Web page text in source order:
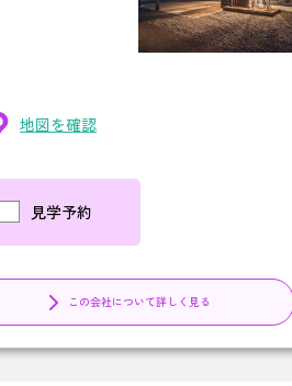
地図を確認
見学予約
この会社について詳しく見る